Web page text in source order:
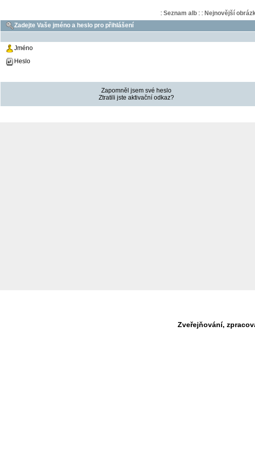
: Seznam alb: : Nejnovější
Zadejte Vaše jméno a heslo pro přihlášení
Jméno
Heslo
Zapomněl jsem své heslo
Ztratili jste aktivační odkaz?
Zveřejňování,